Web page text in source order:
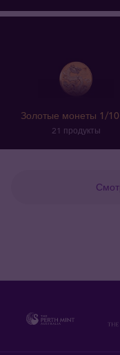
Золотые монеты 1/
21 продукты